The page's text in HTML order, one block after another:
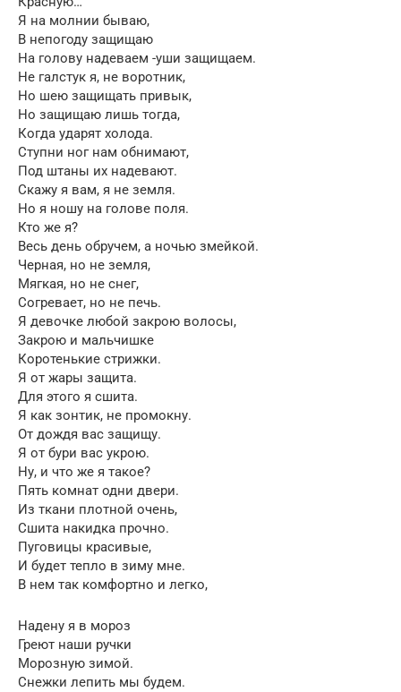
Я на молнии бываю,
В непогоду защищаю
На голову надеваем -уши защищаем.
Не галстук я, не воротник,
Но шею защищать привык,
Но защищаю лишь тогда,
Когда ударят холода.
Ступни ног нам обнимают,
Под штаны их надевают.
Скажу я вам, я не земля.
Но я ношу на голове поля.
Кто же я?
Весь день обручем, а ночью змейкой.
Черная, но не земля,
Мягкая, но не снег,
Согревает, но не печь.
Я девочке любой закрою волосы,
Закрою и мальчишке
Коротенькие стрижки.
Я от жары защита.
Для этого я сшита.
Я как зонтик, не промокну.
От дождя вас защищу.
Я от бури вас укрою.
Ну, и что же я такое?
Пять комнат одни двери.
Из ткани плотной очень,
Сшита накидка прочно.
Пуговицы красивые,
И будет тепло в зиму мне.
В нем так комфортно и легко,
Надену я в мороз
Греют наши ручки
Морозную зимой.
Снежки лепить мы будем.